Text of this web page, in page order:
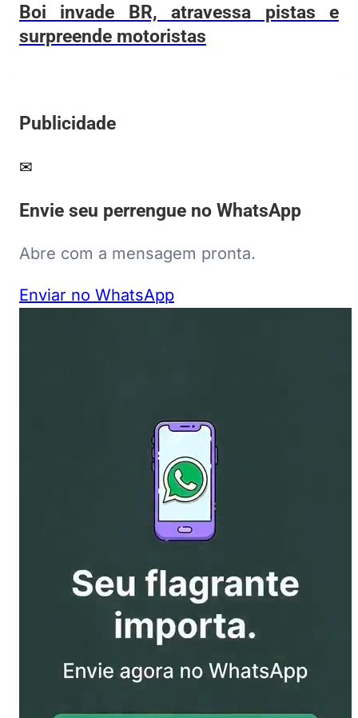
Boi invade BR, atravessa pistas e
surpreende motoristas
Publicidade
✉
Envie seu perrengue no WhatsApp
Abre com a mensagem pronta.
Enviar no WhatsApp